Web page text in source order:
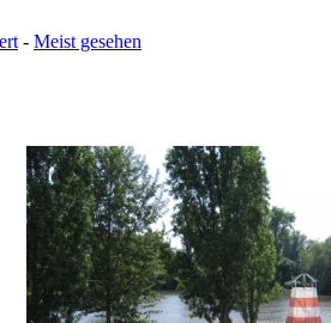
- Meist gesehen